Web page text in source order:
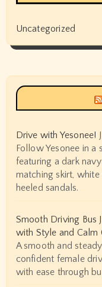
Uncategorized
Drive with Yesonee!
Follow Yesonee in a
featuring a dark
matching skirt,
heeled sandals.
Smooth Driving Bus
with Style and Calm
A smooth and
confident female
with ease through